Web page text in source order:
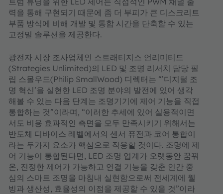
력을 통해 구현되기 때문에 좀 더 부피가 큰 디스크리트
부품 방식에 비해 개발 및 통합 시간을 단축할 수 있는
고정밀 솔루션을 제공한다.
광전자 시장 조사업체인 스트래티지스 언리미티드
(Strategies Unlimited)의 LED 및 조명 리서치 담당 필
립 스몰우드(Philip SmallWood) 디렉터는 “’디지털 조
명 혁신’을 실현한 LED 조명 분야의 발전에 있어 생각
해볼 수 있는 다음 단계는 조명기기에 제어 기능을 직접
통합하는 것”이라며, “이러한 추세에 있어 실용적이면
서도 비용 효과적인 측면을 모두 만족시키기 위해서는
반도체 디바이스 레벨에서의 센서 퓨전과 코어 통합이
라는 두가지 요소가 핵심으로 작용할 것이다. 조명에 제
어 기능이 통합된다면, LED 조명 업계가 오랫동안 꿈꿔
온, 진정한 제어가 가능하고 연결 기능을 갖춘 인간 중
심의 스마트 조명을 마침내 실현함으로써 전세계에 웰
빙과 생산성, 효율성의 이점을 제공할 수 있을 것”이라